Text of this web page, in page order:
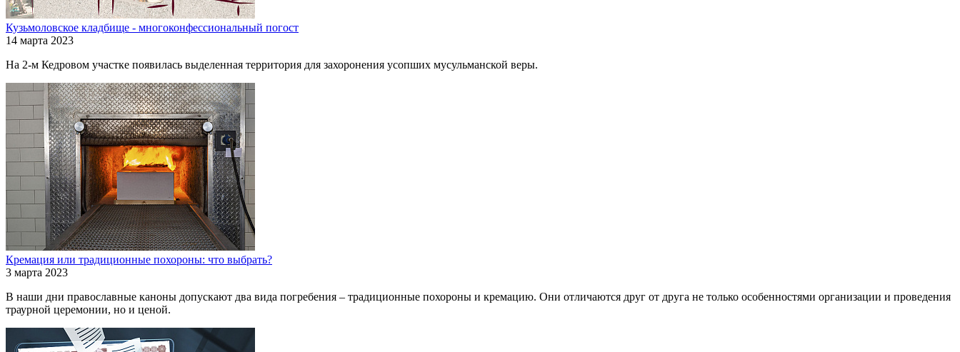
Кузьмоловское кладбище - многоконфессиональный погост
14 марта 2023
На 2-м Кедровом участке появилась выделенная территория для захоронения усопших мусульманской веры.
Кремация или традиционные похороны: что выбрать?
3 марта 2023
В наши дни православные каноны допускают два вида погребения – традиционные похороны и кремацию. Они отличаются друг от друга не только особенностями организации и проведения
траурной церемонии, но и ценой.